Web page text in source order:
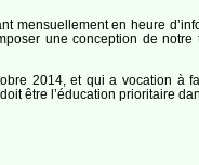
mensuellement en heure
une conception de
2014, et qui a vocation à
être l’éducation prioritaire